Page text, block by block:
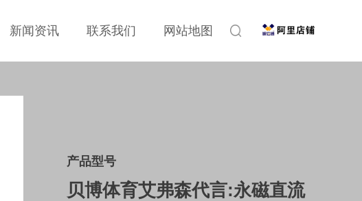
新闻资讯 联系我们 网站地图
产品型号
贝博体育艾弗森代言:永磁直流